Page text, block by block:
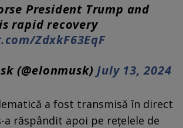
President Trump and
rapid recovery
ZdxkF63EqF
(@elonmusk) July 13, 2024
a fost transmisă în direct
a răspândit apoi pe rețelele de